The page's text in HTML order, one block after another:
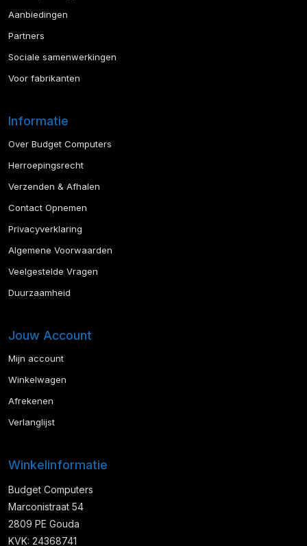
Aanbiedingen
Partners
Sociale samenwerkingen
Voor fabrikanten
Informatie
Over Budget Computers
Herroepingsrecht
Verzenden & Afhalen
Contact Opnemen
Privacyverklaring
Algemene Voorwaarden
Veelgestelde Vragen
Duurzaamheid
Jouw Account
Mijn account
Winkelwagen
Afrekenen
Verlanglijst
Winkelinformatie
Budget Computers
Marconistraat 54
2809 PE Gouda
KVK: 24368741